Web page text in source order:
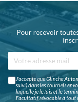
Pour recevoir
J'accepte que Glinche
suivi) dans les courriels
laquelle je le fais et le
Facultatif, révocable à tout